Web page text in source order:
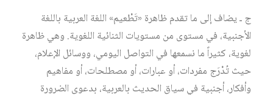
ج ـ يضاف إلى ما تقدم ظاهرة «تَطْعيم» اللغة العربية باللغة
الأجنبية، في مستوى من مستويات الثنائية اللغوية. وهي ظاهرة
لغوية، كثيراً ما نسمعها في التواصل اليومي، ووسائل الإعلام،
حيث تُدْرَج مفردات، أو عبارات، أو مصطلحات، أو مفاهيم
وأفكار، أجنبية في سياق الحديث بالعربية، بدعوى الضرورة